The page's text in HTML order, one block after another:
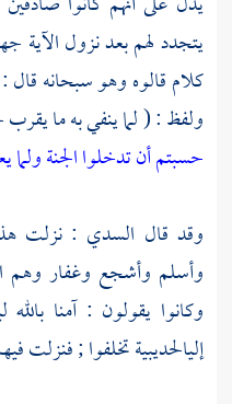
يتجدد لهم بعد نزول الآية
كلام قالوه وهو سبحانه
ولفظ : ( لما ينفي به ما
حسبتم أن تدخلوا الجنة ولما
وقد قال السدي : نزلت
وأسلم وأشجع وغفار وهم
وكانوا يقولون : آمنا بالله
إلىالحديبيةتخلفوا ; فنزلت